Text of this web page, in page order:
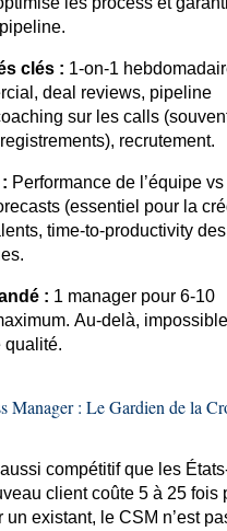
clés : 1-on-1
deal reviews, pipeline
sur les calls
recrutement.
Performance de l’équipe
(essentiel pour la
time-to-productivitydes
: 1 manager pour 6-10
Au-delà,
qualité.
Manager : Le Gardien de la
compétitif que les
client coûte 5 à 25 fois
un existant, le CSM n’est